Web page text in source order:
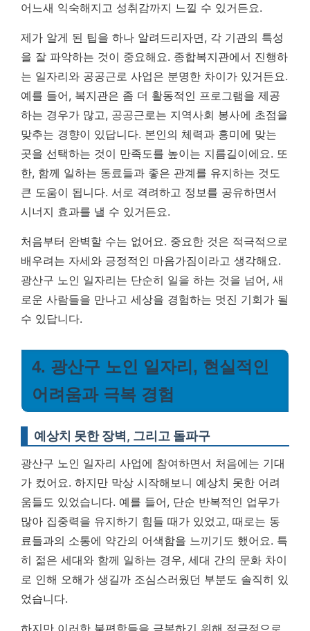
어느새 익숙해지고 성취감까지 느낄 수 있거든요.
제가 알게 된 팁을 하나 알려드리자면, 각 기관의 특성
을 잘 파악하는 것이 중요해요. 종합복지관에서 진행하
는 일자리와 공공근로 사업은 분명한 차이가 있거든요.
예를 들어, 복지관은 좀 더 활동적인 프로그램을 제공
하는 경우가 많고, 공공근로는 지역사회 봉사에 초점을
맞추는 경향이 있답니다. 본인의 체력과 흥미에 맞는
곳을 선택하는 것이 만족도를 높이는 지름길이에요. 또
한, 함께 일하는 동료들과 좋은 관계를 유지하는 것도
큰 도움이 됩니다. 서로 격려하고 정보를 공유하면서
시너지 효과를 낼 수 있거든요.
처음부터 완벽할 수는 없어요. 중요한 것은 적극적으로
배우려는 자세와 긍정적인 마음가짐이라고 생각해요.
광산구 노인 일자리는 단순히 일을 하는 것을 넘어, 새
로운 사람들을 만나고 세상을 경험하는 멋진 기회가 될
수 있답니다.
4. 광산구 노인 일자리, 현실적인
어려움과 극복 경험
예상치 못한 장벽, 그리고 돌파구
광산구 노인 일자리 사업에 참여하면서 처음에는 기대
가 컸어요. 하지만 막상 시작해보니 예상치 못한 어려
움들도 있었습니다. 예를 들어, 단순 반복적인 업무가
많아 집중력을 유지하기 힘들 때가 있었고, 때로는 동
료들과의 소통에 약간의 어색함을 느끼기도 했어요. 특
히 젊은 세대와 함께 일하는 경우, 세대 간의 문화 차이
로 인해 오해가 생길까 조심스러웠던 부분도 솔직히 있
었습니다.
하지만 이러한 불편함들을 극복하기 위해 적극적으로